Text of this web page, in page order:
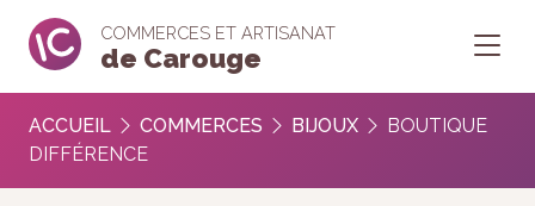
COMMERCES ET ARTISANAT
de Carouge
ACCUEIL COMMERCES BIJOUX
BOUTIQUE
DIFFÉRENCE